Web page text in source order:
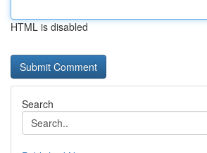
HTML is disabled
Search